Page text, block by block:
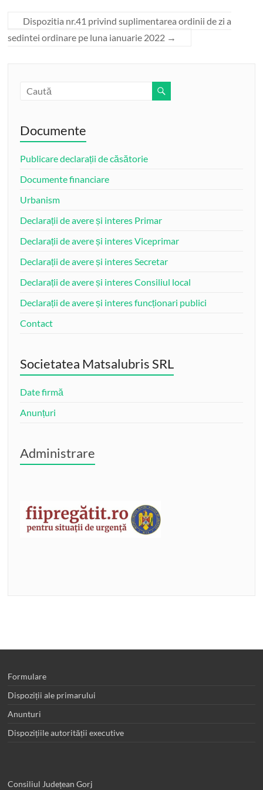
Dispozitia nr.41 privind suplimentarea ordinii de zi a
sedintei ordinare pe luna ianuarie 2022 →
Documente
Publicare declarații de căsătorie
Documente financiare
Urbanism
Declarații de avere și interes Primar
Declarații de avere și interes Viceprimar
Declarații de avere și interes Secretar
Declarații de avere și interes Consiliul local
Declarații de avere și interes funcționari publici
Contact
Societatea Matsalubris SRL
Date firmă
Anunțuri
Administrare
Formulare
Dispoziții ale primarului
Anunturi
Dispozițiile autorității executive
Consiliul Județean Gorj